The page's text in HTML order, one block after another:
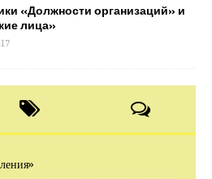
«Должности организаций» и
лица»